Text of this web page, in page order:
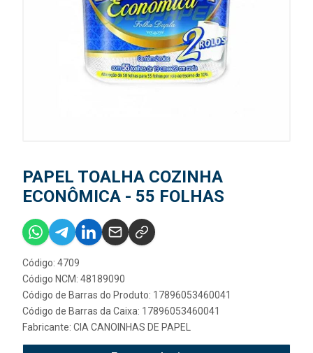
PAPEL TOALHA COZINHA
ECONÔMICA - 55 FOLHAS
Código: 4709
Código NCM: 48189090
Código de Barras do Produto: 17896053460041
Código de Barras da Caixa: 17896053460041
Fabricante: CIA CANOINHAS DE PAPEL